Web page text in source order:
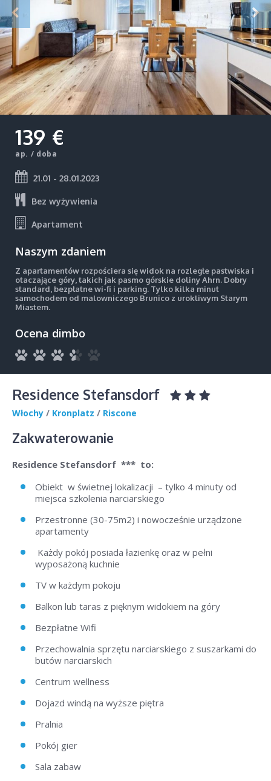
139 €
ap. / doba
21.01 - 28.01.2023
Bez wyżywienia
Apartament
Naszym zdaniem
Z apartamentów rozpościera się widok na rozległe pastwiska i
otaczające góry, takich jak pasmo górskie doliny Ahrn. Dobry
standard, bezpłatne wi-fi i parking. Tylko kilka minut
samochodem od malowniczego Brunico z urokliwym Starym
Miastem.
Ocena dimbo
Residence Stefansdorf
Włochy / Kronplatz / Riscone
Zakwaterowanie
Residence Stefansdorf *** to:
Obiekt w świetnej lokalizacji – tylko 4 minuty od
miejsca szkolenia narciarskiego
Przestronne (30-75m2) i nowocześnie urządzone
apartamenty
Każdy pokój posiada łazienkę oraz w pełni
wyposażoną kuchnie
TV w każdym pokoju
Balkon lub taras z pięknym widokiem na góry
Bezpłatne Wifi
Przechowalnia sprzętu narciarskiego z suszarkami do
butów narciarskich
Centrum wellness
Dojazd windą na wyższe piętra
Pralnia
Pokój gier
Sala zabaw